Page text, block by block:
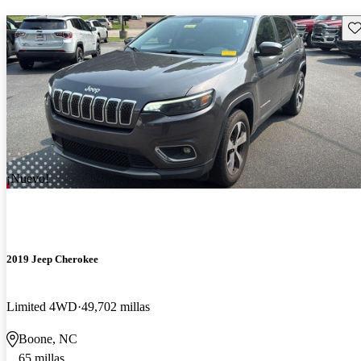
¡Nuevo!
2019 Jeep Cherokee
Limited 4WD 49,702 millas
Boone, NC